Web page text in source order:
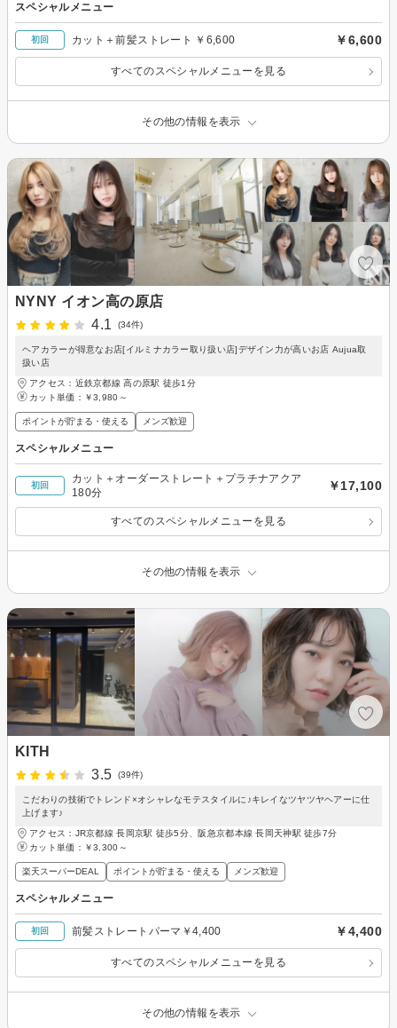
スペシャルメニュー
初回 カット＋前髪ストレート ￥6,600 ￥6,600
すべてのスペシャルメニューを見る
その他の情報を表示
NYNY イオン高の原店
4.1
(34件)
ヘアカラーが得意なお店[イルミナカラー取り扱い店]デザイン力が高いお店 Aujua取
扱い店
アクセス：近鉄京都線 高の原駅 徒歩1分
カット単価： ￥3,980～
ポイントが貯まる・使える メンズ歓迎
スペシャルメニュー
初回
カット＋オーダーストレート＋プラチナアクア
180分
￥17,100
すべてのスペシャルメニューを見る
その他の情報を表示
KITH
3.5
(39件)
こだわりの技術でトレンド×オシャレなモテスタイルに♪キレイなツヤツヤヘアーに仕
上げます♪
アクセス：JR京都線 長岡京駅 徒歩5分、阪急京都本線 長岡天神駅 徒歩7分
カット単価： ￥3,300～
楽天スーパーDEAL ポイントが貯まる・使える メンズ歓迎
スペシャルメニュー
初回 前髪ストレートパーマ￥4,400 ￥4,400
すべてのスペシャルメニューを見る
その他の情報を表示